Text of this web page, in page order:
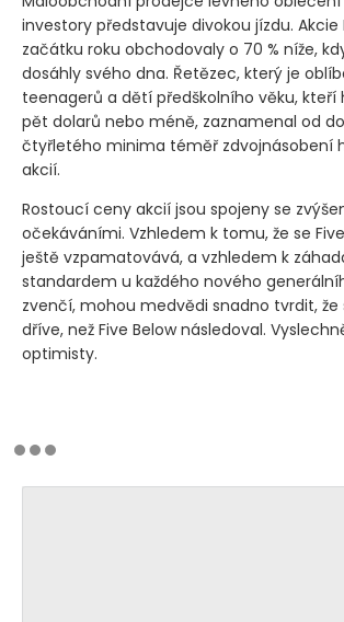
investory představuje divokou jízdu. Akcie
začátku roku obchodovaly o 70 % níže,
dosáhly svého dna. Řetězec, který je
teenagerů a dětí předškolního věku, kteří
pět dolarů nebo méně, zaznamenal od
čtyřletého minima téměř zdvojnásobení
akcií.
Rostoucí ceny akcií jsou spojeny se
očekáváními. Vzhledem k tomu, že se
ještě vzpamatovává, a vzhledem k
standardem u každého nového
zvenčí, mohou medvědi snadno tvrdit, že
dříve, než Five Below následoval.
optimisty.